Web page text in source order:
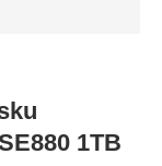
1TB